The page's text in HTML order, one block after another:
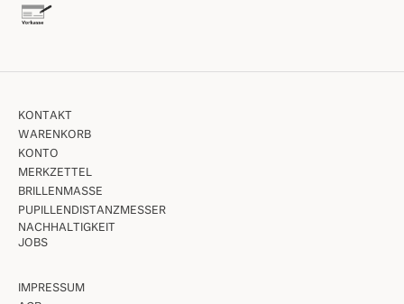
KONTAKT
WARENKORB
KONTO
MERKZETTEL
BRILLENMASSE
PUPILLENDISTANZMESSER
NACHHALTIGKEIT
JOBS
IMPRESSUM